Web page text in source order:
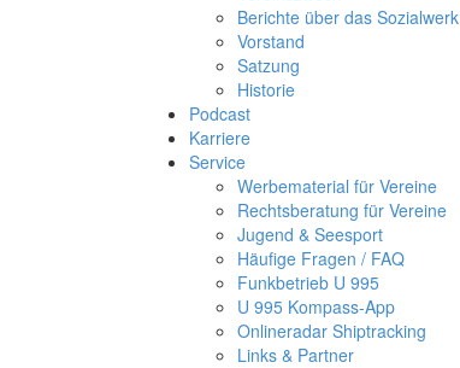
Berichte über das Sozialwerk
Vorstand
Satzung
Historie
Podcast
Karriere
Service
Werbematerial für Vereine
Rechtsberatung für Vereine
Jugend & Seesport
Häufige Fragen / FAQ
Funkbetrieb U 995
U 995 Kompass-App
Onlineradar Shiptracking
Links & Partner